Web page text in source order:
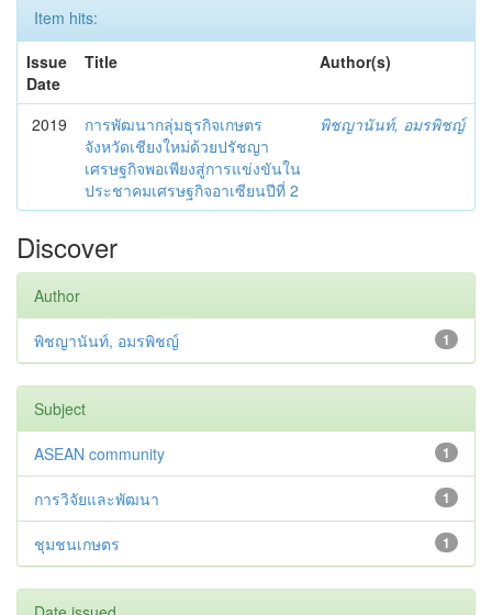
Item hits:
Issue
Date
Title Author(s)
2019
การพัฒนากลุ่มธุรกิจเกษตร
จังหวัดเชียงใหม่ด้วยปรัชญา
เศรษฐกิจพอเพียงสู่การแข่งขันใน
ประชาคมเศรษฐกิจอาเซียนปีที่ 2
พิชญานันท์, อมรพิชญ์
Discover
Author
1
พิชญานันท์, อมรพิชญ์
Subject
1
ASEAN community
1
การวิจัยและพัฒนา
1
ชุมชนเกษตร